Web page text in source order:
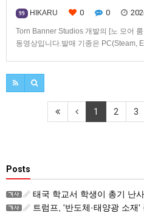
99 HIKARU 0 0
Torn Banner Studios 개발의 [노 모어
동영상입니다.발매 기종은 PC(Steam,
1 2 3
Posts
태국 학교서 학생이 총기 난
트럼프, '반도체·태양광 소재' 폴리실리콘